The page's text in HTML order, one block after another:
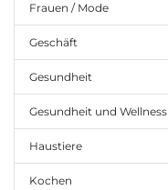
Frauen / Mode
Geschäft
Gesundheit
Gesundheit und Wellness
Haustiere
Kochen